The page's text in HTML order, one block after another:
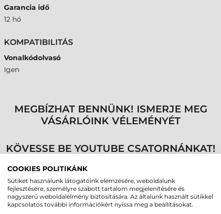
Garancia idő
12 hó
KOMPATIBILITÁS
Vonalkódolvasó
Igen
MEGBÍZHAT BENNÜNK! ISMERJE MEG
VÁSÁRLÓINK VÉLEMÉNYÉT
KÖVESSE BE YOUTUBE CSATORNÁNKAT!
ZEBRA
COOKIES POLITIKÁNK
Sütiket használunk látogatóink elemzésére, weboldalunk
fejlesztésére, személyre szabott tartalom megjelenítésére és
nagyszerű weboldalélmény biztosítására. Az általunk használt sütikkel
kapcsolatos további információkért nyissa meg a beállításokat.